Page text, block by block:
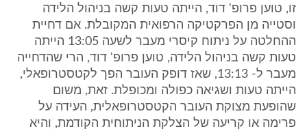
זו, טוען פרופ' דוד, הייתה טעות קשה בניהול הלידה
וסטייה מן הפרקטיקה הרפואית המקובלת. אם דחיית
ההחלטה על ניתוח קיסרי מעבר לשעה 13:05 הייתה
טעות קשה בניהול הלידה, טוען פרופ' דוד, הרי שהדחייה
מעבר ל- 13:13, שאז דופק העובר הפך לקטסטרופאלי,
הייתה טעות ושגיאה כפולה ומכופלת. זאת, משום
שהופעת מצוקת העובר הקטסטרופאלית, העידה על
פרימה או קריעה של הצלקת הניתוחית הקודמת, והיא